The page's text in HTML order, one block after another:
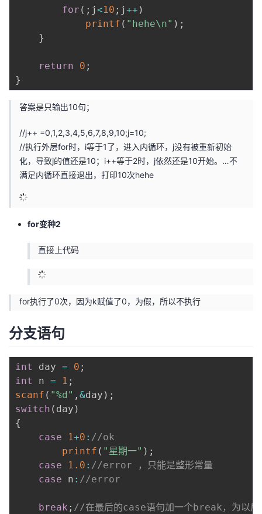
for ( ; j <10 ; j ++ )
printf ( "hehe\n" ) ;
}
return 0 ;
}
答案是只输出10句；
//j++ =0,1,2,3,4,5,6,7,8,9,10;j=10;
//执行外层for时，i等于1了，进入内循环，j没有被重新初始
化，导致j的值还是10；i++等于2时，j依然还是10开始。…不
满足内循环直接退出，打印10次hehe
for变种2
直接上代码
for执行了0次，因为k赋值了0，为假，所以不执行
分支语句
int day = 0 ;
int
n = 1 ;
scanf ( "%d" , &day ) ;
switch ( day )
{
case
1+0 : //ok
printf ( "星期一" ) ;
case
1.0 : //error ，只能是整形常量
case n : //error
break ; //在最后的case语句加一个break，为以后